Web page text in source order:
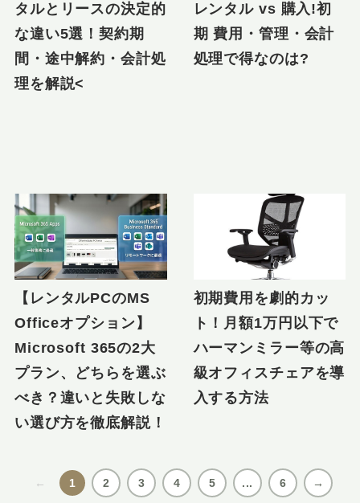
タルとリースの決定的
な違い5選！契約期
間・途中解約・会計処
理を解説<
レンタル vs 購入!初
期 費用・管理・会計
処理で得なのは?
【レンタルPCのMS
Officeオプション】
Microsoft 365の2大
プラン、どちらを選ぶ
べき？違いと失敗しな
い選び方を徹底解説！
初期費用を劇的カッ
ト！月額1万円以下で
ハーマンミラー等の高
級オフィスチェアを導
入する方法
← 1 2 3 4 5 ... 6 →